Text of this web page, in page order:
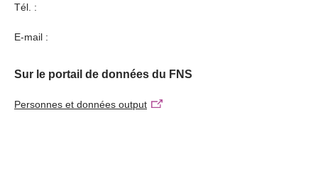
Tél. :
E-mail :
Sur le portail de données du FNS
Personnes et données output